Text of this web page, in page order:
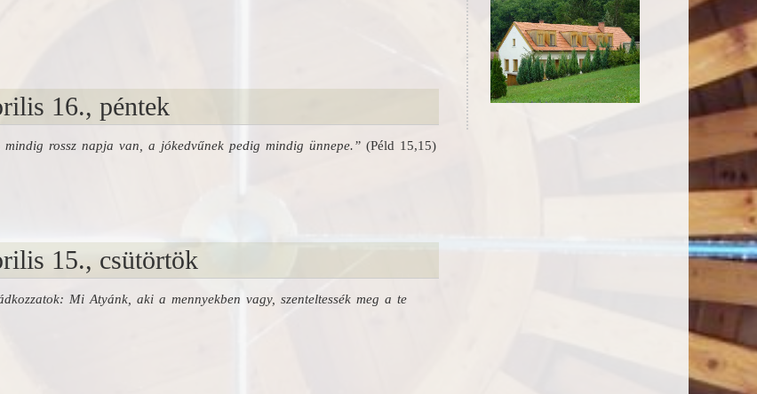
16., péntek
mindig rossz napja van, a jókedvűnek pedig mindig ünnepe.”(Péld 15,15)
15., csütörtök
Mi Atyánk, aki a mennyekben vagy, szenteltessék meg a te